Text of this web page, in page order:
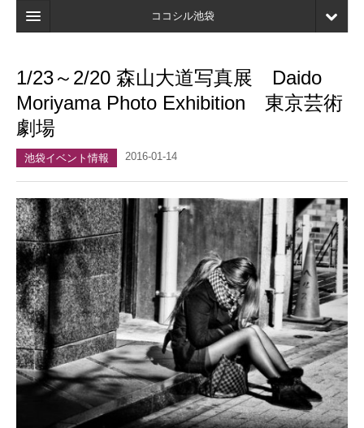
ココシル池袋
検索
店舗・施設最新情報
口コミ
マイページ
ブックマーク
1/23～2/20 森山大道写真展 Daido
Moriyama Photo Exhibition 東京芸術
劇場
池袋イベント情報 2016-01-14